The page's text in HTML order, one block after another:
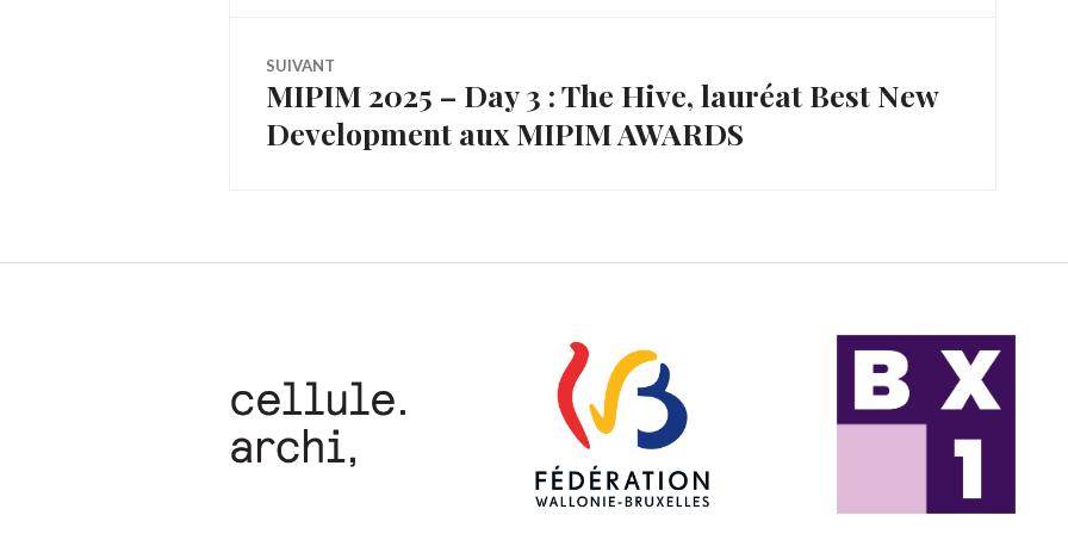
l’article
SUIVANT
Article
Suivant:
MIPIM 2025 – Day 3 : The Hive, lauréat Best New
Development aux MIPIM AWARDS